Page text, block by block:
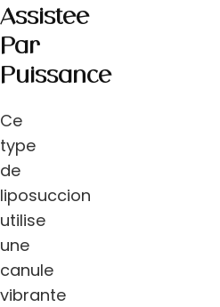
Assistée
Par
Puissance
Ce
type
de
liposuccion
utilise
une
canule
vibrante